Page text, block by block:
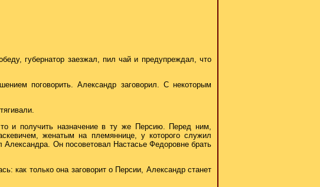
губернатор заезжал, пил чай и предупреждал, что
поговорить. Александр заговорил. С некоторым
и получить назначение в ту же Персию. Перед ним,
женатым на племяннице, у которого служил
Александра. Он посоветовал Настасье Федоровне брать
как только она заговорит о Персии, Александр станет